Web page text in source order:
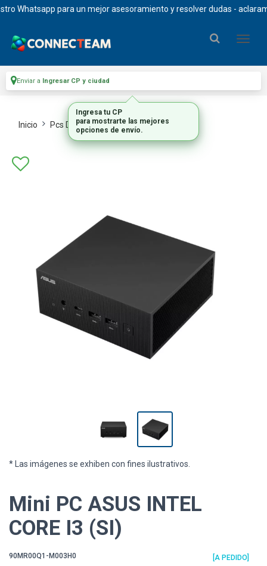
Whatsapp para un mejor asesoramiento y resolver dudas -
Enviar a Ingresar CP y ciudad
Inicio Pcs De Escritorio Mini Pcs
* Las imágenes se exhiben con fines ilustrativos.
Mini PC ASUS INTEL
CORE I3 (SI)
90MR00Q1-M003H0 [A PEDIDO]
Ingresa tu CP
para mostrarte las mejores
opciones de envío.